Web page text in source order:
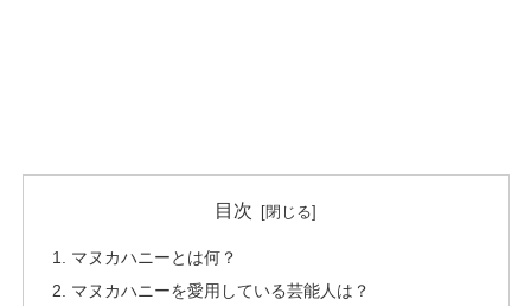
目次
マヌカハニーとは何？
マヌカハニーを愛用している芸能人は？